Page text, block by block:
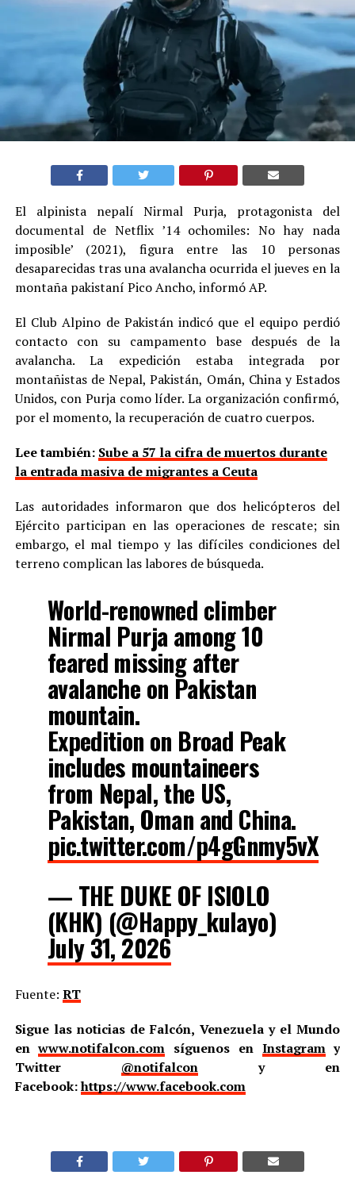
El alpinista nepalí Nirmal Purja, protagonista del
documental de Netflix ’14 ochomiles: No hay nada
imposible’ (2021), figura entre las 10 personas
desaparecidas tras una avalancha ocurrida el jueves en la
montaña pakistaní Pico Ancho, informó AP.
El Club Alpino de Pakistán indicó que el equipo perdió
contacto con su campamento base después de la
avalancha. La expedición estaba integrada por
montañistas de Nepal, Pakistán, Omán, China y Estados
Unidos, con Purja como líder. La organización confirmó,
por el momento, la recuperación de cuatro cuerpos.
Lee también: Sube a 57 la cifra de muertos durante
la entrada masiva de migrantes a Ceuta
Las autoridades informaron que dos helicópteros del
Ejército participan en las operaciones de rescate; sin
embargo, el mal tiempo y las difíciles condiciones del
terreno complican las labores de búsqueda.
World-renowned climber
Nirmal Purja among 10
feared missing after
avalanche on Pakistan
mountain.
Expedition on Broad Peak
includes mountaineers
from Nepal, the US,
Pakistan, Oman and China.
pic.twitter.com/p4gGnmy5vX
— THE DUKE OF ISIOLO
(KHK) (@Happy_kulayo)
July 31, 2026
Fuente: RT
Sigue las noticias de Falcón, Venezuela y el Mundo
enwww.notifalcon.com síguenos en Instagramy
Twitter @notifalcony en
Facebook:https://www.facebook.com